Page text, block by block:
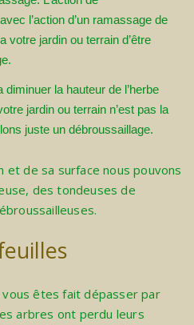
l’action d’un ramassage de
votre jardin ou terrain d’être
la hauteur de l’herbe
jardin ou terrain n’est pas la
juste un débroussaillage.
de sa surface nous pouvons
des tondeuses de
vous êtes fait dépasser par
arbres ont perdu leurs